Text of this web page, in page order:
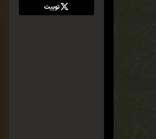
توییت